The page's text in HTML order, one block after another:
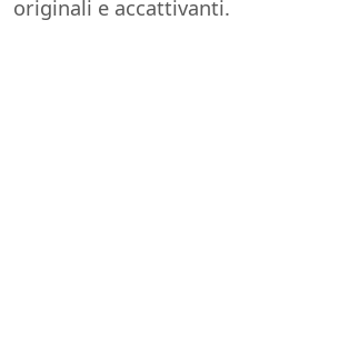
originali e accattivanti.